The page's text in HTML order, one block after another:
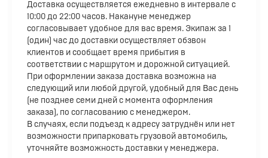
Доставка осуществляется ежедневно в интервале с
10:00 до 22:00 часов. Накануне менеджер
согласовывает удобное для вас время. Экипаж за 1
(один) час до доставки осуществляет обзвон
клиентов и сообщает время прибытия в
соответствии с маршрутом и дорожной ситуацией.
При оформлении заказа доставка возможна на
следующий или любой другой, удобный для Вас день
(не позднее семи дней с момента оформления
заказа), по согласованию с менеджером.
В случаях, если подъезд к адресу затруднён или нет
возможности припарковать грузовой автомобиль,
уточняйте возможность доставки у менеджера.